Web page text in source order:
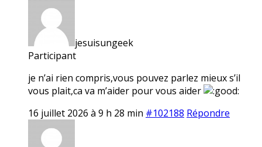
jesuisungeek
Participant
je n’ai rien compris,vous pouvez parlez mieux s’il
vous plait,ca va m’aider pour vous aider
16 juillet 2026 à 9 h 28 min #102188 Répondre